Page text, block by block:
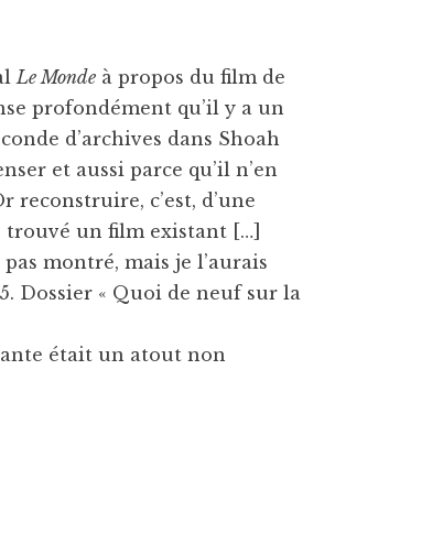
Le Monde à propos du film de
profondément qu’il y a un
d’archives dans Shoah
et aussi parce qu’il n’en
reconstruire, c’est, d’une
trouvé un film existant […]
montré, mais je l’aurais
Dossier « Quoi de neuf sur la
était un atout non